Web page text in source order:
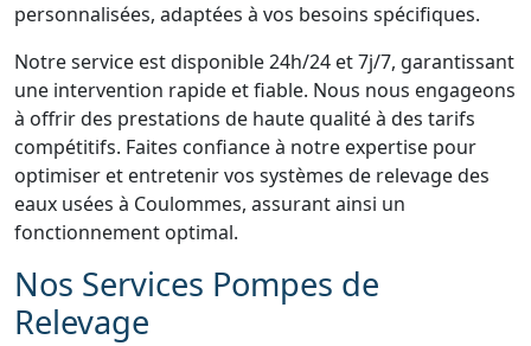
personnalisées, adaptées à vos besoins spécifiques.
Notre service est disponible 24h/24 et 7j/7, garantissant
une intervention rapide et fiable. Nous nous engageons
à offrir des prestations de haute qualité à des tarifs
compétitifs. Faites confiance à notre expertise pour
optimiser et entretenir vos systèmes de relevage des
eaux usées à Coulommes, assurant ainsi un
fonctionnement optimal.
Nos Services Pompes de
Relevage